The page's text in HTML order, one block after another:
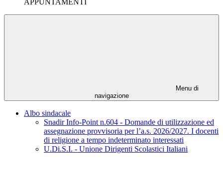
APPUNTAMENTI
Menu di
navigazione
Albo sindacale
Snadir Info-Point n.604 - Domande di utilizzazione ed
assegnazione provvisoria per l’a.s. 2026/2027. I docenti
di religione a tempo indeterminato interessati
U.Di.S.I. - Unione Dirigenti Scolastici Italiani